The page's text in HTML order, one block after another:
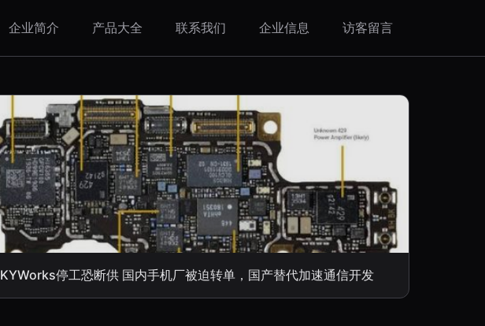
企业简介 产品大全 联系我们 企业信息 访客留言
KYWorks停工恐断供 国内手机厂被迫转单，国产替代加速通信开发